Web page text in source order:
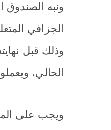
ونبه الصندوق
الجزافي
وذلك قبل
الحالي،
ويجب على